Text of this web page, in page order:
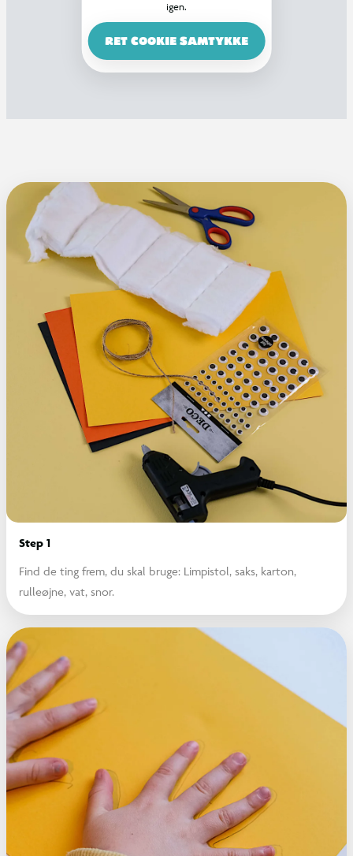
igen.
RET COOKIE SAMTYKKE
Step 1
Find de ting frem, du skal bruge: Limpistol, saks, karton,
rulleøjne, vat, snor.